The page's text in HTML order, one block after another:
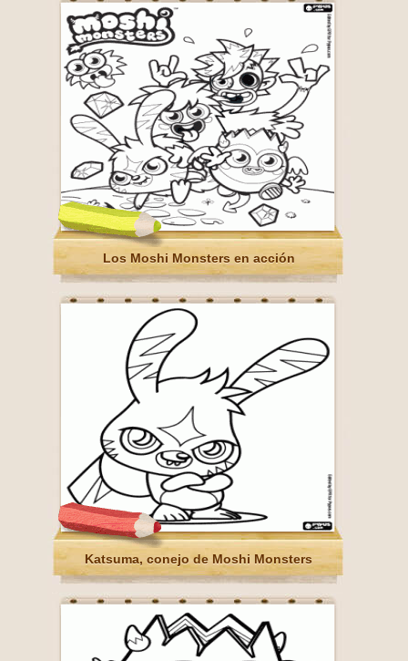
Los Moshi Monsters en acción
Katsuma, conejo de Moshi Monsters